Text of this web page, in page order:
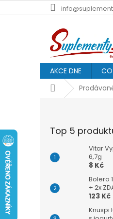
na
AKCE DNE CO
Domů
Top 5
Vitar
6,7g
8 Kč
Bolero
+ 2x
123 Kč
Knuspi